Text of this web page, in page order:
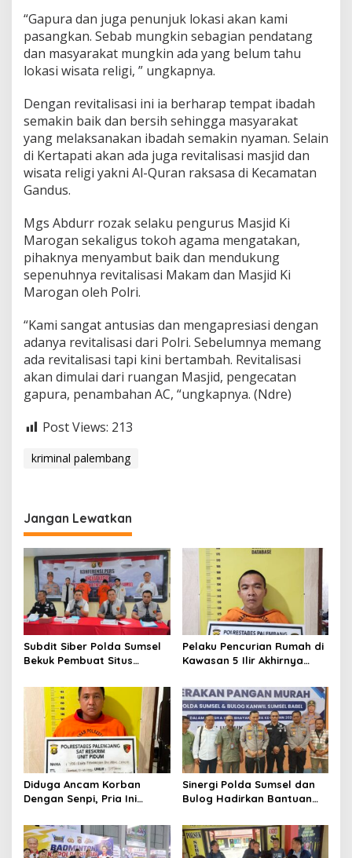
r
o
g
a
n
“Gapura dan juga penunjuk lokasi akan kami
pasangkan. Sebab mungkin sebagian pendatang
dan masyarakat mungkin ada yang belum tahu
lokasi wisata religi, ” ungkapnya.
Dengan revitalisasi ini ia berharap tempat ibadah
semakin baik dan bersih sehingga masyarakat
yang melaksanakan ibadah semakin nyaman. Selain
di Kertapati akan ada juga revitalisasi masjid dan
wisata religi yakni Al-Quran raksasa di Kecamatan
Gandus.
Mgs Abdurr rozak selaku pengurus Masjid Ki
Marogan sekaligus tokoh agama mengatakan,
pihaknya menyambut baik dan mendukung
sepenuhnya revitalisasi Makam dan Masjid Ki
Marogan oleh Polri.
“Kami sangat antusias dan mengapresiasi dengan
adanya revitalisasi dari Polri. Sebelumnya memang
ada revitalisasi tapi kini bertambah. Revitalisasi
akan dimulai dari ruangan Masjid, pengecatan
gapura, penambahan AC, “ungkapnya. (Ndre)
Post Views: 213
kriminal palembang
Jangan Lewatkan
Subdit Siber Polda Sumsel
Bekuk Pembuat Situs
Bhayangkara Run 2026
Pelaku Pencurian Rumah di
Kawasan 5 Ilir Akhirnya
Diduga Ancam Korban
Dengan Senpi, Pria Ini
Satreskrim Polrestabes
Palembang
Sinergi Polda Sumsel dan
Bulog Hadirkan Bantuan
Warga di Hari
Bhayangkara ke-80